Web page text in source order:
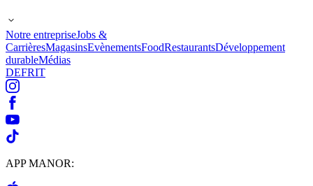
Notre entrepriseJobs &
CarrièresMagasinsEvènementsFoodRestaurantsDéveloppement
durableMédias
DEFRIT
APP MANOR: